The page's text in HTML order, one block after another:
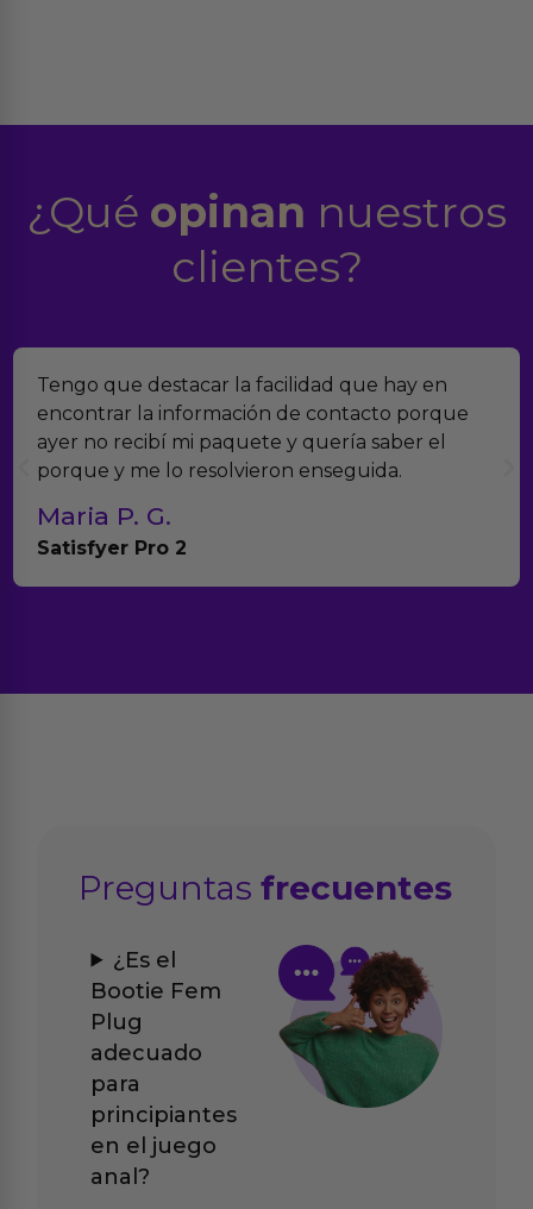
¿Qué opinan nuestros
clientes?
Encontramos Erotiks a través de Google y la
verdad es que nos han sorprendido. Tienen
muchísimos productos y han sido super atentos
con el seguimiento del pedido.
Teresa y Diego
Anna Huevo Vibrador
Preguntasfrecuentes
¿Es el
Bootie Fem
Plug
adecuado
para
principiantes
en el juego
anal?